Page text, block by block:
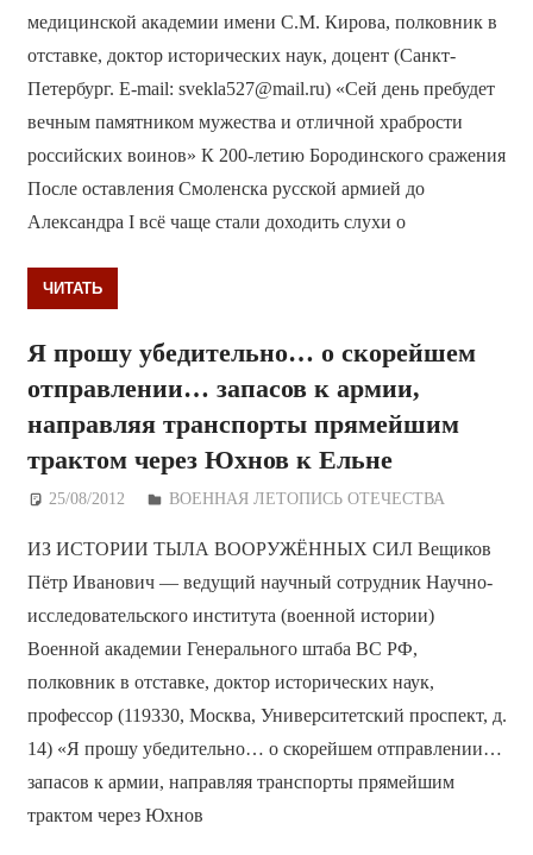
медицинской академии имени С.М. Кирова, полковник в
отставке, доктор исторических наук, доцент (Санкт-
Петербург. E-mail: svekla527@mail.ru) «Сей день пребудет
вечным памятником мужества и отличной храбрости
российских воинов» К 200-летию Бородинского сражения
После оставления Смоленска русской армией до
Александра I всё чаще стали доходить слухи о
ЧИТАТЬ
Я прошу убедительно… о скорейшем
отправлении… запасов к армии,
направляя транспорты прямейшим
трактом через Юхнов к Ельне
25/08/2012 Дежурный по Редакции
ВОЕННАЯ ЛЕТОПИСЬ ОТЕЧЕСТВА
ИЗ ИСТОРИИ ТЫЛА ВООРУЖЁННЫХ СИЛ Вещиков
Пётр Иванович — ведущий научный сотрудник Научно-
исследовательского института (военной истории)
Военной академии Генерального штаба ВС РФ,
полковник в отставке, доктор исторических наук,
профессор (119330, Москва, Университетский проспект, д.
14) «Я прошу убедительно… о скорейшем отправлении…
запасов к армии, направляя транспорты прямейшим
трактом через Юхнов